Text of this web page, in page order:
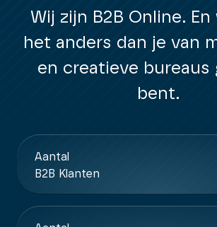
Wij zijn B2B Online.
het anders dan je van
en creatieve bureaus
bent.
Aantal
B2B Klanten